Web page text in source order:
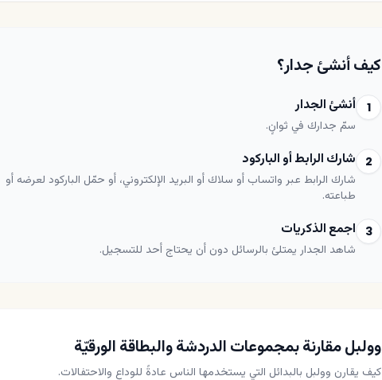
كيف أنشئ جدار؟
1 أنشئ الجدار
سمّ جدارك في ثوانٍ.
2 شارك الرابط أو الباركود
شارك الرابط عبر واتساب أو سلاك أو البريد الإلكتروني، أو حمّل الباركود لعرضه أو
طباعته.
3 اجمع الذكريات
شاهد الجدار يمتلئ بالرسائل دون أن يحتاج أحد للتسجيل.
وولبل مقارنة بمجموعات الدردشة والبطاقة الورقيّة
كيف يقارن وولبل بالبدائل التي يستخدمها الناس عادةً للوداع والاحتفالات.